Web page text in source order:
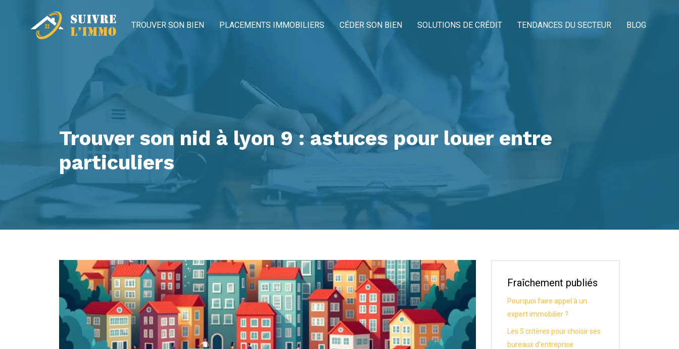
TROUVER SON BIEN PLACEMENTS IMMOBILIERS CÉDER SON BIEN SOLUTIONS DE CRÉDIT TENDANCES DU SECTEUR BLOG
Trouver son nid à lyon 9 : astuces pour louer entre
particuliers
Fraîchement publiés
Pourquoi faire appel à un
expert immobilier ?
Les 5 critères pour choisir ses
bureaux d’entreprise